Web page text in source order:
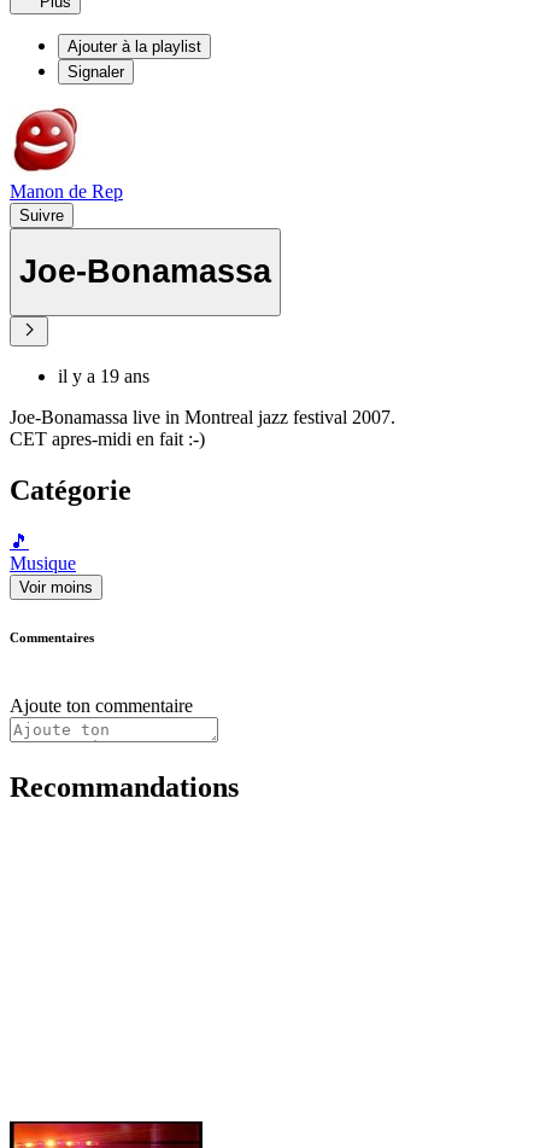
Ajouter à la playlist
Signaler
Manon de Rep
Suivre
Joe-Bonamassa
il y a 19 ans
Joe-Bonamassa live in Montreal jazz festival 2007.
CET apres-midi en fait :-)
Catégorie
🎵
Musique
Voir moins
Commentaires
Ajoute ton commentaire
Recommandations